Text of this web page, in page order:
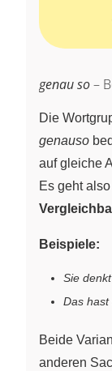
genau so–
Die
genauso
auf gleiche
Es geht
Beispiele:
Sie denkt
Das hast
Beide
anderen